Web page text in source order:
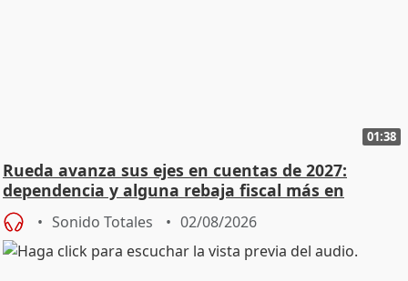
01:38
Rueda avanza sus ejes en cuentas de 2027:
dependencia y alguna rebaja fiscal más en
vivienda
Sonido Totales 02/08/2026